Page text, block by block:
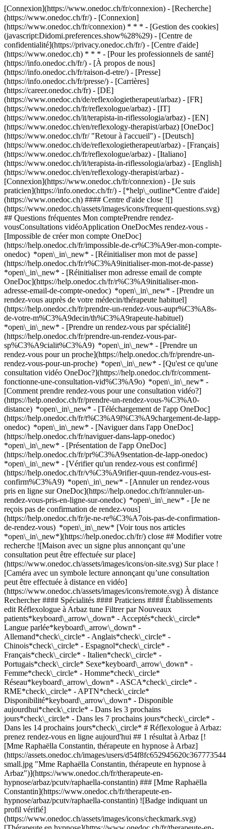
[Connexion](https://www.onedoc.ch/fr/connexion) - [Recherche]
(https://www.onedoc.ch/fr/) - [Connexion]
(https://www.onedoc.ch/fr/connexion) * * * - [Gestion des cookies]
(javascript:Didomi.preferences.show%28%29) - [Centre de
confidentialité](https://privacy.onedoc.ch/fr/) - [Centre d'aide]
(https://www.onedoc.ch) * * * - [Pour les professionnels de santé]
(https://info.onedoc.ch/fr/) - [À propos de nous]
(https://info.onedoc.ch/fr/raison-d-etre/) - [Presse]
(https://info.onedoc.ch/fr/presse/) - [Carrières]
(https://career.onedoc.ch/fr) - [DE]
(https://www.onedoc.ch/de/reflexologietherapeut/arbaz) - [FR]
(https://www.onedoc.ch/fr/reflexologue/arbaz) - [IT]
(https://www.onedoc.ch/it/terapista-in-riflessologia/arbaz) - [EN]
(https://www.onedoc.ch/en/reflexology-therapist/arbaz) [OneDoc]
(https://www.onedoc.ch/fr/ "Retour à l'accueil") - [Deutsch]
(https://www.onedoc.ch/de/reflexologietherapeut/arbaz) - [Français]
(https://www.onedoc.ch/fr/reflexologue/arbaz) - [Italiano]
(https://www.onedoc.ch/it/terapista-in-riflessologia/arbaz) - [English]
(https://www.onedoc.ch/en/reflexology-therapist/arbaz) -
[Connexion](https://www.onedoc.ch/fr/connexion) - [Je suis
praticien](https://info.onedoc.ch/fr/) - [*help\_outline*Centre d'aide]
(https://www.onedoc.ch) #### Centre d'aide close ![]
(https://www.onedoc.ch/assets/images/icons/frequent-questions.svg)
## Questions fréquentes Mon comptePrendre rendez-
vousConsultations vidéoApplication OneDocMes rendez-vous -
[Impossible de créer mon compte OneDoc]
(https://help.onedoc.ch/fr/impossible-de-cr%C3%A9er-mon-compte-
onedoc) *open\_in\_new* - [Réinitialiser mon mot de passe]
(https://help.onedoc.ch/fr/r%C3%A9initialiser-mon-mot-de-passe)
*open\_in\_new* - [Réinitialiser mon adresse email de compte
OneDoc](https://help.onedoc.ch/fr/r%C3%A9initialiser-mon-
adresse-email-de-compte-onedoc) *open\_in\_new* - [Prendre un
rendez-vous auprès de votre médecin/thérapeute habituel]
(https://help.onedoc.ch/fr/prendre-un-rendez-vous-aupr%C3%A8s-
de-votre-m%C3%A9decin/th%C3%A9rapeute-habituel)
*open\_in\_new* - [Prendre un rendez-vous par spécialité]
(https://help.onedoc.ch/fr/prendre-un-rendez-vous-par-
sp%C3%A9cialit%C3%A9) *open\_in\_new* - [Prendre un
rendez-vous pour un proche](https://help.onedoc.ch/fr/prendre-un-
rendez-vous-pour-un-proche) *open\_in\_new* - [Qu'est ce qu'une
consultation vidéo OneDoc?](https://help.onedoc.ch/fr/comment-
fonctionne-une-consultation-vid%C3%A9o) *open\_in\_new* -
[Comment prendre rendez-vous pour une consultation vidéo?]
(https://help.onedoc.ch/fr/prendre-un-rendez-vous-%C3%A0-
distance) *open\_in\_new* - [Téléchargement de l'app OneDoc]
(https://help.onedoc.ch/fr/t%C3%A9l%C3%A9chargement-de-lapp-
onedoc) *open\_in\_new* - [Naviguer dans l'app OneDoc]
(https://help.onedoc.ch/fr/naviguer-dans-lapp-onedoc)
*open\_in\_new* - [Présentation de l'app OneDoc]
(https://help.onedoc.ch/fr/pr%C3%A9sentation-de-lapp-onedoc)
*open\_in\_new* - [Vérifier qu'un rendez-vous est confirmé](https://help.onedoc.ch/fr/v%C3%A9rifier-quun-rendez-vous-est-confirm%C3%A9) *open\_in\_new* - [Annuler un rendez-vous pris en ligne sur OneDoc](https://help.onedoc.ch/fr/annuler-un-rendez-vous-pris-en-ligne-sur-onedoc) *open\_in\_new* - [Je ne reçois pas de confirmation de rendez-vous](https://help.onedoc.ch/fr/je-ne-re%C3%A7ois-pas-de-confirmation-de-rendez-vous) *open\_in\_new* [Voir tous nos articles *open\_in\_new*](https://help.onedoc.ch/fr/) close ## Modifier votre recherche ![Maison avec un signe plus annonçant qu’une consultation peut être effectuée sur place](https://www.onedoc.ch/assets/images/icons/on-site.svg) Sur place ![Caméra avec un symbole lecture annonçant qu’une consultation peut être effectuée à distance en vidéo](https://www.onedoc.ch/assets/images/icons/remote.svg) À distance Rechercher #### Spécialités #### Praticiens #### Établissements edit Réflexologue à Arbaz tune Filtrer par Nouveaux patients*keyboard\_arrow\_down* - Acceptés*check\_circle* Langue parlée*keyboard\_arrow\_down* - Allemand*check\_circle* - Anglais*check\_circle* - Chinois*check\_circle* - Espagnol*check\_circle* - Français*check\_circle* - Italien*check\_circle* - Portugais*check\_circle* Sexe*keyboard\_arrow\_down* - Femme*check\_circle* - Homme*check\_circle* Réseau*keyboard\_arrow\_down* - ASCA*check\_circle* - RME*check\_circle* - APTN*check\_circle* Disponibilité*keyboard\_arrow\_down* - Disponible aujourdhui*check\_circle* - Dans les 3 prochains jours*check\_circle* - Dans les 7 prochains jours*check\_circle* - Dans les 14 prochains jours*check\_circle* # Réflexologue à Arbaz: prenez rendez-vous en ligne aujourd'hui ## 1 résultat à Arbaz [![Mme Raphaëlla Constantin, thérapeute en hypnose à Arbaz](https://assets.onedoc.ch/images/users/d54f8fc652945620c36777354404b3b34ae19346337e00edba5e25952b0ab8b9-small.jpg "Mme Raphaëlla Constantin, thérapeute en hypnose à Arbaz")](https://www.onedoc.ch/fr/therapeute-en-hypnose/arbaz/pcutv/raphaella-constantin) ### [Mme Raphaëlla Constantin](https://www.onedoc.ch/fr/therapeute-en-hypnose/arbaz/pcutv/raphaella-constantin) ![Badge indiquant un profil vérifié](https://www.onedoc.ch/assets/images/icons/checkmark.svg) [Thérapeute en hypnose](https://www.onedoc.ch/fr/therapeute-en-hypnose/arbaz), Réflexologue [Espace Camelia Arbaz](https://www.onedoc.ch/fr/cabinet-paramedical/arbaz/ebbut/espace-camelia-arbaz) Route de Larzelly 19 1974 Arbaz ![Mme Raphaëlla Constantin est affiliée au réseau ASCA](https://assets.onedoc.ch/images/networks/logos/496d325fd4282f2f0a46197dd629fd16fcd2d324839e441a2a65aaa74df08a15-small.png) ![Icône patient avec un signe plus annonçant que le professionnel accepte de nouveaux patients](https://www.onedoc.ch/assets/images/icons/new-patients.svg)Accepte les nouveaux patients [Réserver un RDV](https://www.onedoc.ch/fr/therapeute-en-hypnose/arbaz/pcutv/raphaella-constantin) *chevron\_left* lun. 03 août *chevron\_right* Voir plus de rendez-vous *error\_outline* Une erreur s'est produite lors du chargement des disponibilités [Réessayer](https://www.onedoc.ch) ## __Réflexologues__: d'autres spécialistes sont réservables en ligne dans les environs de __Arbaz__ [![Mme Raphaëlla Constantin, thérapeute en hypnose à Sion](https://assets.onedoc.ch/images/users/d54f8fc652945620c36777354404b3b34ae19346337e00edba5e25952b0ab8b9-small.jpg "Mme Raphaëlla Constantin, thérapeute en hypnose à Sion")](https://www.onedoc.ch/fr/therapeute-en-hypnose/sion/pcutu/raphaella-constantin) ### [Mme Raphaëlla Constantin](https://www.onedoc.ch/fr/therapeute-en-hypnose/sion/pcutu/raphaella-constantin) ![Badge indiquant un profil vérifié](https://www.onedoc.ch/assets/images/icons/checkmark.svg) [Thérapeute en hypnose](https://www.onedoc.ch/fr/therapeute-en-hypnose/sion), [Réflexologue](https://www.onedoc.ch/fr/reflexologue/sion) [Espace Camelia](https://www.onedoc.ch/fr/cabinet-paramedical/sion/ebbus/espace-camelia) Avenue de Tourbillon 3 1950 Sion ![Mme Raphaëlla Constantin est affiliée au réseau ASCA](https://assets.onedoc.ch/images/networks/logos/496d325fd4282f2f0a46197dd629fd16fcd2d324839e441a2a65aaa74df08a15-small.png) ![Icône patient avec un signe plus annonçant que le professionnel accepte de nouveaux patients](https://www.onedoc.ch/assets/images/icons/new-patients.svg)Accepte les nouveaux patients [Réserver un RDV](https://www.onedoc.ch/fr/therapeute-en-hypnose/sion/pcutu/raphaella-constantin) *chevron\_left* lun. 03 août *chevron\_right* Voir plus de rendez-vous *error\_outline* Une erreur s'est produite lors du chargement des disponibilités [Réessayer](https://www.onedoc.ch) [![Mme Laure Meyer, réflexologue à Sion](https://assets.onedoc.ch/images/users/7d25f697a54467e64052e2c431779c7809b2a27419452710f8ddac119321c080-small.jpg "Mme Laure Meyer, réflexologue à Sion")](https://www.onedoc.ch/fr/reflexologue/sion/pcden/laure-meyer) ### [Mme Laure Meyer](https://www.onedoc.ch/fr/reflexologue/sion/pcden/laure-meyer) ![Badge indiquant un profil vérifié](https://www.onedoc.ch/assets/images/icons/checkmark.svg) [Réflexologue](https://www.onedoc.ch/fr/reflexologue/sion) Cabinet Thérapeutique du Midi Place du Midi 30 1950 Sion ![Mme Laure Meyer est affiliée au réseau ASCA](https://assets.onedoc.ch/images/networks/logos/496d325fd4282f2f0a46197dd629fd16fcd2d324839e441a2a65aaa74df08a15-small.png)![Mme Laure Meyer est affiliée au réseau RME](https://assets.onedoc.ch/images/networks/logos/a202aabd14cdddb5ff03205af2481fb805645ff903773c55a6c572d22f23762e-small.png) ![Icône patient avec un signe plus annonçant que le professionnel accepte de nouveaux patients](https://www.onedoc.ch/assets/images/icons/new-patients.svg)Accepte les nouveaux patients [Réserver un RDV](https://www.onedoc.ch/fr/reflexologue/sion/pcden/laure-meyer) *chevron\_left* lun. 03 août *chevron\_right* Voir plus de rendez-vous *error\_outline* Une erreur s'est produite lors du chargement des disponibilités [Réessayer](https://www.onedoc.ch) [![Mme Manon Terrapon, réflexologue à Savièse](https://assets.onedoc.ch/images/users/0430fd340daccf33600ba1c26601e584523527ac1b9e5fd6594c51d2856cdd7d-small.jpg "Mme Manon Terrapon, réflexologue à Savièse")](https://www.onedoc.ch/fr/reflexologue/saviese/pcxve/manon-terrapon) ### [Mme Manon Terrapon](https://www.onedoc.ch/fr/reflexologue/saviese/pcxve/manon-terrapon) ![Badge indiquant un profil vérifié](https://www.onedoc.ch/assets/images/icons/checkmark.svg) [Réflexologue](https://www.onedoc.ch/fr/reflexologue/saviese) Le Coin Rue de Chandolin 52 1965 Savièse ![Mme Manon Terrapon est affiliée au réseau ASCA](https://assets.onedoc.ch/images/networks/logos/496d325fd4282f2f0a46197dd629fd16fcd2d324839e441a2a65aaa74df08a15-small.png)![Mme Manon Terrapon est affiliée au réseau RME](https://assets.onedoc.ch/images/networks/logos/a202aabd14cdddb5ff03205af2481fb805645ff903773c55a6c572d22f23762e-small.png) ![Icône patient avec un signe plus annonçant que le professionnel accepte de nouveaux patients](https://www.onedoc.ch/assets/images/icons/new-patients.svg)Accepte les nouveaux patients [Réserver un RDV](https://www.onedoc.ch/fr/reflexologue/saviese/pcxve/manon-terrapon) *chevron\_left* lun. 03 août *chevron\_right* Voir plus de rendez-vous *error\_outline* Une erreur s'est produite lors du chargement des disponibilités [Réessayer](https://www.onedoc.ch) [![Mme Estelle Schmid, thérapeute craniosacrale à Sion](https://assets.onedoc.ch/images/users/05db5f3e35ea3ce2b68b37e6efbd0f664e4d871830b7050ba62d2dc7a2447625-small.jpg "Mme Estelle Schmid, thérapeute craniosacrale à Sion")](https://www.onedoc.ch/fr/therapeute-craniosacrale/sion/pctuk/estelle-schmid) ### [Mme Estelle Schmid](https://www.onedoc.ch/fr/therapeute-craniosacrale/sion/pctuk/estelle-schmid) ![Badge indiquant un profil vérifié](https://www.onedoc.ch/assets/images/icons/checkmark.svg) [Thérapeute craniosacrale](https://www.onedoc.ch/fr/therapeute-craniosacrale/sion), [Réflexologue](https://www.onedoc.ch/fr/reflexologue/sion) Cabinet de Santé - Estelle Schmid Rue des Remparts 8 1950 Sion ![Mme Estelle Schmid est affiliée au réseau ASCA](https://assets.onedoc.ch/images/networks/logos/496d325fd4282f2f0a46197dd629fd16fcd2d324839e441a2a65aaa74df08a15-small.png)![Mme Estelle Schmid est affiliée au réseau RME](https://assets.onedoc.ch/images/networks/logos/a202aabd14cdddb5ff03205af2481fb805645ff903773c55a6c572d22f23762e-small.png) ![Icône patient avec un signe plus annonçant que le professionnel accepte de nouveaux patients](https://www.onedoc.ch/assets/images/icons/new-patients.svg)Accepte les nouveaux patients [Réserver un RDV](https://www.onedoc.ch/fr/therapeute-craniosacrale/sion/pctuk/estelle-schmid) [![Mme Catherine Berthouzoz, réflexologue à Sion](https://assets.onedoc.ch/images/users/85e92eead2a088abbe2b4a91ae5928e762d59589af680bcae4cde34ae7e153a4-small.jpg "Mme Catherine Berthouzoz, réflexologue à Sion")](https://www.onedoc.ch/fr/reflexologue/sion/pctqv/catherine-berthouzoz) ### [Mme Catherine Berthouzoz](https://www.onedoc.ch/fr/reflexologue/sion/pctqv/catherine-berthouzoz) ![Badge indiquant un profil vérifié](https://www.onedoc.ch/assets/images/icons/checkmark.svg) [Réflexologue](https://www.onedoc.ch/fr/reflexologue/sion) [Attitude santé](https://www.onedoc.ch/fr/cabinet-de-groupe/sion/ebbdf/attitude-sante) Rue de l'Industrie 10 1950 Sion ![Mme Catherine Berthouzoz est affiliée au réseau ASCA](https://assets.onedoc.ch/images/networks/logos/496d325fd4282f2f0a46197dd629fd16fcd2d324839e441a2a65aaa74df08a15-small.png) ![Icône patient avec un signe plus annonçant que le professionnel accepte de nouveaux patients](https://www.onedoc.ch/assets/images/icons/new-patients.svg)Accepte les nouveaux patients [Réserver un RDV](https://www.onedoc.ch/fr/reflexologue/sion/pctqv/catherine-berthouzoz) [![M. Jean-christophe Dini, masseur classique à Sion](https://assets.onedoc.ch/images/users/